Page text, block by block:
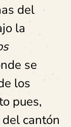
del
la
se
los
pues,
cantón